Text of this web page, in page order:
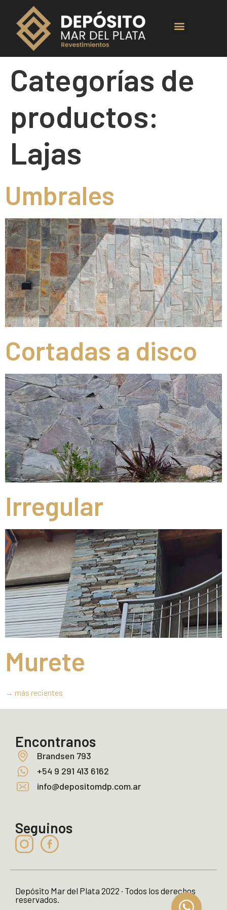
Categorías de
productos:
Lajas
Umbrales
Cortadas a disco
Irregular
Murete
→ más recientes
Encontranos
Brandsen 793
+54 9 291 413 6162
info@depositomdp.com.ar
Seguinos
Depósito Mar del Plata 2022 · Todos los derechos
reservados.